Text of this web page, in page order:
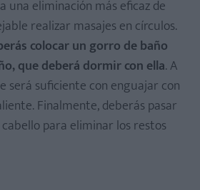
una eliminación más eficaz de
realizar masajes en círculos.
colocar un gorro de baño
que deberá dormir con ella. A
será suficiente con enguajar con
Finalmente, deberás pasar
para eliminar los restos